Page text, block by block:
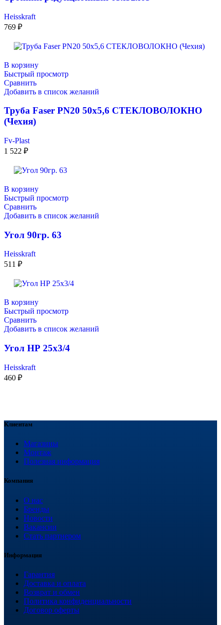
Heisskraft
769 ₽
В корзину
Быстрый просмотр
Сравнить
Добавить в список желаний
Труба Faser PN20 50х5,6 СТЕКЛОВОЛОКНО
(Чехия)
Fv-Plast
1 522 ₽
В корзину
Быстрый просмотр
Сравнить
Добавить в список желаний
Угол 90гр. 63
Heisskraft
511 ₽
В корзину
Быстрый просмотр
Сравнить
Добавить в список желаний
Угол НР 25х3/4
Heisskraft
460 ₽
Клиентам
Магазины
Монтаж
Полезная информация
Компания
О нас
Бренды
Новости
Вакансии
Стать партнером
Информация
Гарантия
Доставка и оплата
Возврат и обмен
Политика конфиденциальности
Договор оферты